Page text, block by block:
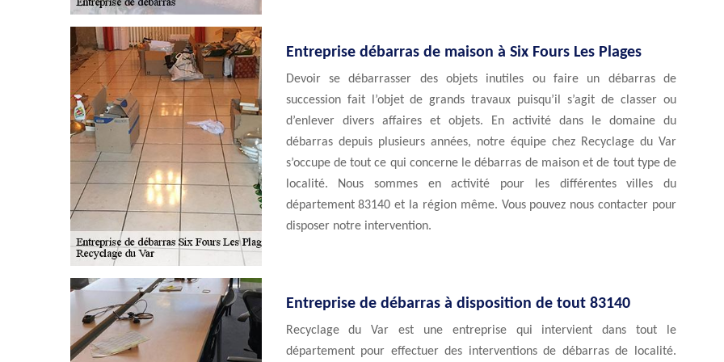
Entreprise débarras de maison à Six Fours Les Plages
Devoir se débarrasser des objets inutiles ou faire un débarras de
succession fait l’objet de grands travaux puisqu’il s’agit de classer ou
d’enlever divers affaires et objets. En activité dans le domaine du
débarras depuis plusieurs années, notre équipe chez Recyclage du Var
s’occupe de tout ce qui concerne le débarras de maison et de tout type de
localité. Nous sommes en activité pour les différentes villes du
département 83140 et la région même. Vous pouvez nous contacter pour
disposer notre intervention.
Entreprise de débarras à disposition de tout 83140
Recyclage du Var est une entreprise qui intervient dans tout le
département pour effectuer des interventions de débarras de localité.